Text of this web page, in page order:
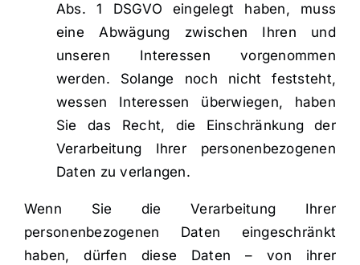
Abs. 1 DSGVO eingelegt haben, muss
eine Abwägung zwischen Ihren und
unseren Interessen vorgenommen
werden. Solange noch nicht feststeht,
wessen Interessen überwiegen, haben
Sie das Recht, die Einschränkung der
Verarbeitung Ihrer personenbezogenen
Daten zu verlangen.
Wenn Sie die Verarbeitung Ihrer
personenbezogenen Daten eingeschränkt
haben, dürfen diese Daten – von ihrer